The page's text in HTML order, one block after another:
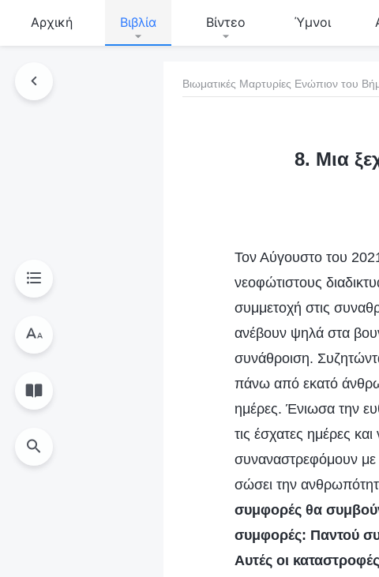
Αρχική Βιβλία Βίντεο Ύμνοι
Βιωματικές Μαρτυρίες Ενώπιον του
8. Μια
Τον Αύγουστο του
νεοφώτιστους
συμμετοχή στις
ανέβουν ψηλά στα
συνάθροιση.
πάνω από εκατό
ημέρες. Ένιωσα την
τις έσχατες ημέρες
συναναστρεφόμουν με
σώσει την
συμφορές θα
συμφορές: Παντού
Αυτές οι